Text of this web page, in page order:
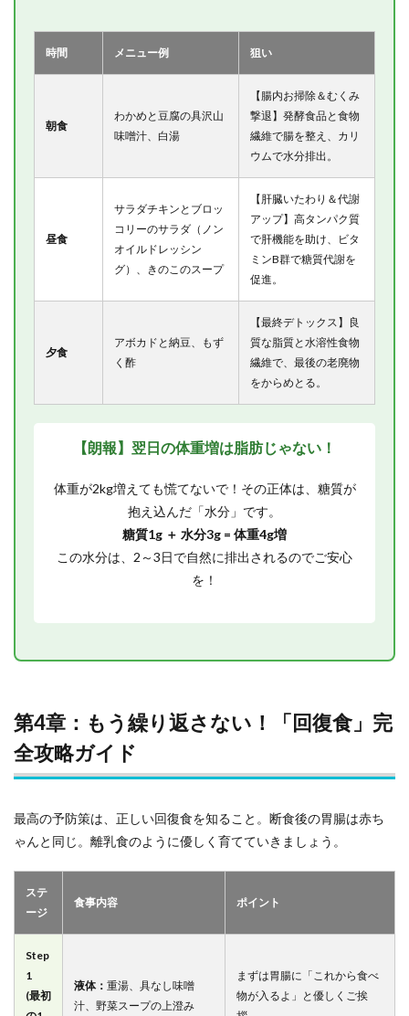
時間 メニュー例 狙い
朝食
わかめと豆腐の具沢山
味噌汁、白湯
【腸内お掃除＆むくみ
撃退】発酵食品と食物
繊維で腸を整え、カリ
ウムで水分排出。
昼食
サラダチキンとブロッ
コリーのサラダ（ノン
オイルドレッシン
グ）、きのこのスープ
【肝臓いたわり＆代謝
アップ】高タンパク質
で肝機能を助け、ビタ
ミンB群で糖質代謝を
促進。
夕食
アボカドと納豆、もず
く酢
【最終デトックス】良
質な脂質と水溶性食物
繊維で、最後の老廃物
をからめとる。
【朗報】翌日の体重増は脂肪じゃない！
体重が2kg増えても慌てないで！その正体は、糖質が
抱え込んだ「水分」です。
糖質1g ＋ 水分3g = 体重4g増
この水分は、2～3日で自然に排出されるのでご安心
を！
第4章：もう繰り返さない！「回復食」完
全攻略ガイド
最高の予防策は、正しい回復食を知ること。断食後の胃腸は赤ち
ゃんと同じ。離乳食のように優しく育てていきましょう。
ステ
ージ
食事内容 ポイント
Step
1
(最初
液体： 重湯、具なし味噌
汁、野菜スープの上澄み
まずは胃腸に「これから食べ
物が入るよ」と優しくご挨